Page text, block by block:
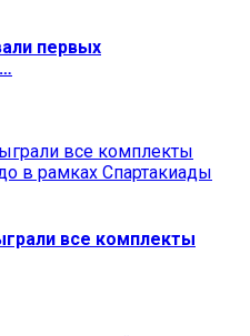
первых
все комплекты